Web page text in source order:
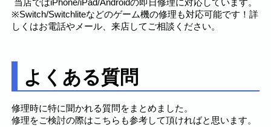
※Switch/Switchliteなどのゲーム機の修理も対応可能です！詳
しくはお電話やメール、来店してご相談ください。
よくある質問
修理時に特に聞かれる質問をまとめました。
修理をご検討の際はこちらも参考して頂ければと思います。